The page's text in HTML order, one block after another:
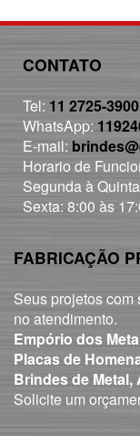
CONTATO
Tel: 11 2725-3900
WhatsApp:
E-mail:
Horario de
Segunda à
Sexta: 8:00 às
FABRICAÇÃO
Seus projetos
no atendimento.
Empório dos
Placas de
Brindes de Metal,
Solicite um